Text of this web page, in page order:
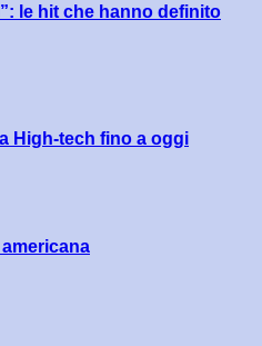
le hit che hanno definito
High-tech fino a oggi